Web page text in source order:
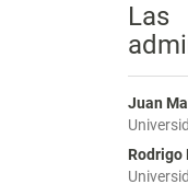
Las
Juan
Rodrigo